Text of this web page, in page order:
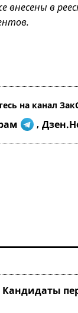
внесены в
на канал
,
Кандидаты